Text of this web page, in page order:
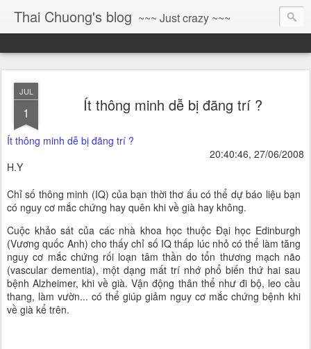
Thai Chuong's blog ~~~ Just crazy ~~~
JUL
1 Ít thông minh dễ bị đãng trí ?
Ít thông minh dễ bị đãng trí ?
20:40:46, 27/06/2008
H.Y
Chỉ số thông minh (IQ) của bạn thời thơ ấu có thể dự báo liệu bạn
có nguy cơ mắc chứng hay quên khi về già hay không.
Cuộc khảo sát của các nhà khoa học thuộc Đại học Edinburgh
(Vương quốc Anh) cho thấy chỉ số IQ thấp lúc nhỏ có thể làm tăng
nguy cơ mắc chứng rối loạn tâm thần do tổn thương mạch não
(vascular dementia), một dạng mất trí nhớ phổ biến thứ hai sau
bệnh Alzheimer, khi về già. Vận động thân thể như đi bộ, leo cầu
thang, làm vườn... có thể giúp giảm nguy cơ mắc chứng bệnh khi
về già kể trên.